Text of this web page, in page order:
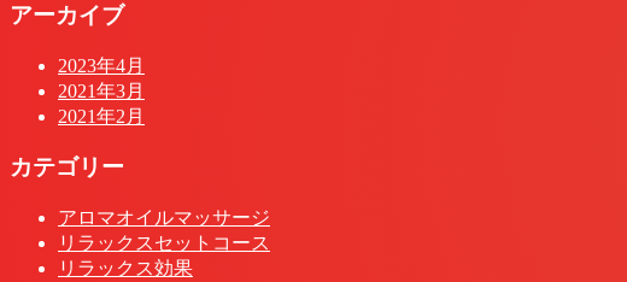
アーカイブ
2023年4月
2021年3月
2021年2月
カテゴリー
アロマオイルマッサージ
リラックスセットコース
リラックス効果